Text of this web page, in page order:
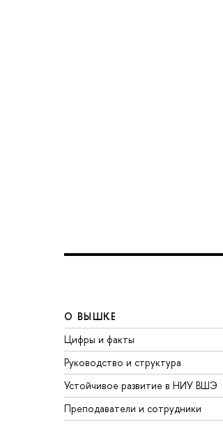
О ВЫШКЕ
Цифры и факты
Руководство и структура
Устойчивое развитие в НИУ ВШЭ
Преподаватели и сотрудники